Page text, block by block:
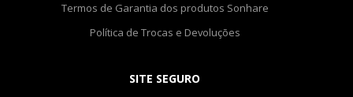
Termos de Garantia dos produtos Sonhare
Política de Trocas e Devoluções
SITE SEGURO